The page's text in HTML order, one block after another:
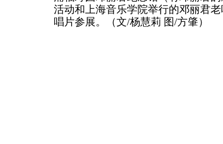
活动和上海音乐学院举行的邓丽君
唱片参展。（文/杨慧莉 图/方肇）